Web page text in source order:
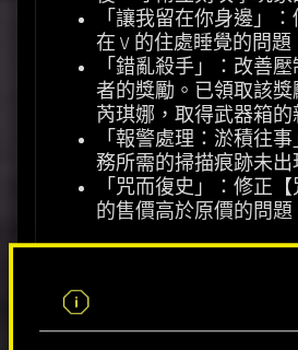
「讓我留在你身邊」
在 V 的住處睡覺的問題
「錯亂殺手」：改善
者的獎勵。已領取該
芮琪娜，取得武器箱的
「報警處理：淤積往
務所需的掃描痕跡未出
「咒而復史」：修正
的售價高於原價的問題